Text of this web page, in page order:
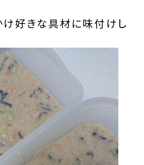
け好きな具材に味付けし